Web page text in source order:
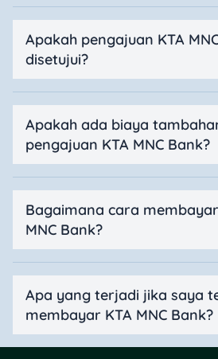
Apakah pengajuan KTA
disetujui?
Apakah ada biaya
pengajuan KTA MNC Bank?
Bagaimana cara
MNC Bank?
Apa yang terjadi jika saya
membayar KTA MNC Bank?